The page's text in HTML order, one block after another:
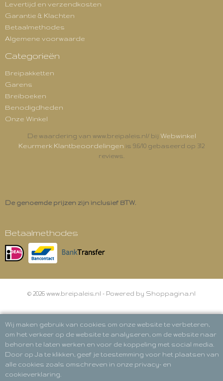
Levertijd en verzendkosten
Garantie & Klachten
Betaalmethodes
Algemene voorwaarde
Categorieën
Breipakketten
Garens
Breiboeken
Benodigdheden
Onze Winkel
De waardering van www.breipaleis.nl/ bij Webwinkel
Keurmerk Klantbeoordelingen is 9.6/10 gebaseerd op 312
reviews.
De genoemde prijzen zijn inclusief BTW.
Betaalmethodes
© 2026 www.breipaleis.nl - Powered by Shoppagina.nl
Wij maken gebruik van cookies om onze website te verbeteren,
om het verkeer op de website te analyseren, om de website naar
behoren te laten werken en voor de koppeling met social media.
Door op Ja te klikken, geef je toestemming voor het plaatsen van
alle cookies zoals omschreven in onze privacy- en
cookieverklaring.